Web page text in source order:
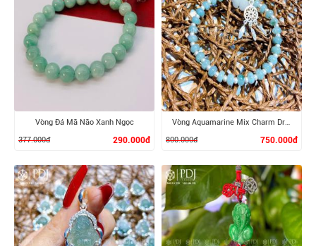
Vòng Đá Mã Não Xanh Ngọc
377.000đ
290.000đ
Vòng Aquamarine Mix Charm Dreamcatcher Bạc
800.000đ
750.000đ